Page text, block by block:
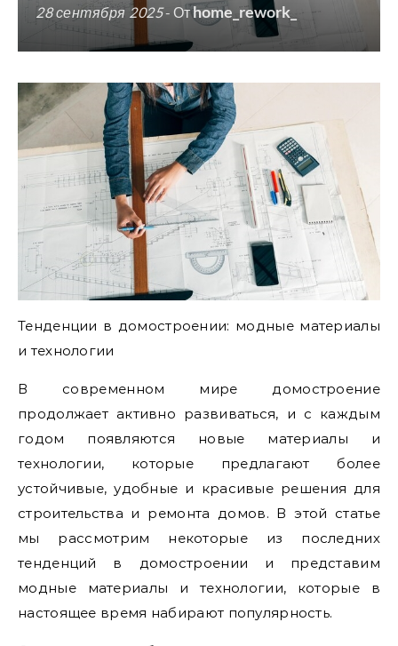
28 сентября 2025- Отhome_rework_
Тенденции в домостроении: модные материалы
и технологии
В современном мире домостроение
продолжает активно развиваться, и с каждым
годом появляются новые материалы и
технологии, которые предлагают более
устойчивые, удобные и красивые решения для
строительства и ремонта домов. В этой статье
мы рассмотрим некоторые из последних
тенденций в домостроении и представим
модные материалы и технологии, которые в
настоящее время набирают популярность.